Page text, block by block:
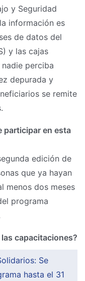
y Seguridad
información es
de datos del
y las cajas
perciba
depurada y
se remite
participar en esta
edición de
que ya hayan
menos dos meses
programa
capacitaciones?
Se
hasta el 31